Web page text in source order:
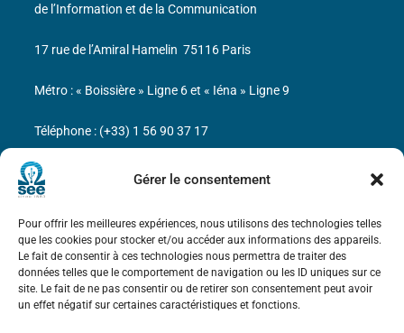
Gérer le consentement
Pour offrir les meilleures expériences, nous utilisons des technologies telles
que les cookies pour stocker et/ou accéder aux informations des appareils.
Le fait de consentir à ces technologies nous permettra de traiter des
données telles que le comportement de navigation ou les ID uniques sur ce
site. Le fait de ne pas consentir ou de retirer son consentement peut avoir
un effet négatif sur certaines caractéristiques et fonctions.
Bicentenaire des découvertes d’André-
Marie Ampère
Mentions légales
de l’Information et de la Communication
17 rue de l’Amiral Hamelin 75116 Paris
Métro : « Boissière » Ligne 6 et « Iéna » Ligne 9
Téléphone : (+33) 1 56 90 37 17
N° de SIREN : 785 393 232, Code APE : 9412Z TVA intra-
communautaire : FR44 785 393 232